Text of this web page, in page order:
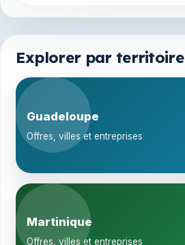
Explorer par territoire
Guadeloupe
Offres, villes et entreprises
Martinique
Offres, villes et entreprises